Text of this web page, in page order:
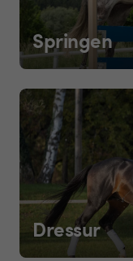
Springen
Dressur